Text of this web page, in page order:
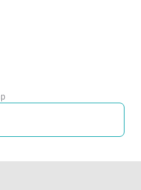
убедившись, что она
части кепки для
прилегания.